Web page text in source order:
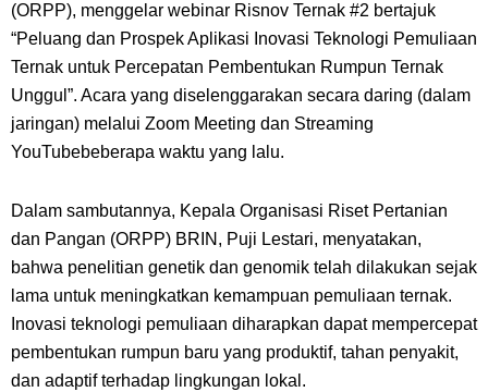
(ORPP), menggelar webinar Risnov Ternak #2 bertajuk
“Peluang dan Prospek Aplikasi Inovasi Teknologi Pemuliaan
Ternak untuk Percepatan Pembentukan Rumpun Ternak
Unggul”. Acara yang diselenggarakan secara daring (dalam
jaringan) melalui Zoom Meeting dan Streaming
YouTubebeberapa waktu yang lalu.
Dalam sambutannya, Kepala Organisasi Riset Pertanian
dan Pangan (ORPP) BRIN, Puji Lestari, menyatakan,
bahwa penelitian genetik dan genomik telah dilakukan sejak
lama untuk meningkatkan kemampuan pemuliaan ternak.
Inovasi teknologi pemuliaan diharapkan dapat mempercepat
pembentukan rumpun baru yang produktif, tahan penyakit,
dan adaptif terhadap lingkungan lokal.